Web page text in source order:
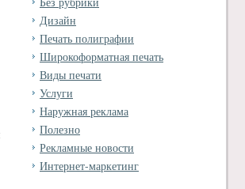
Дизайн
Печать полиграфии
Широкоформатная печать
Виды печати
Услуги
Наружная реклама
Полезно
Рекламные новости
Интернет-маркетинг